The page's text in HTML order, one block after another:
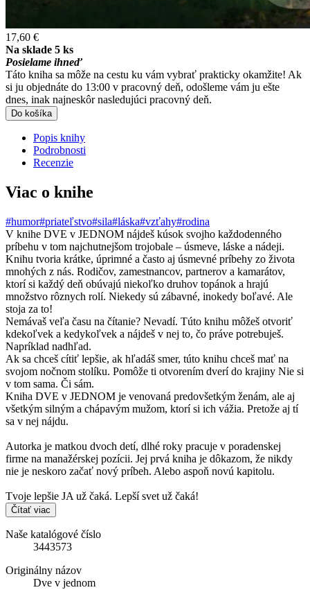
17,60 €
Na sklade 5 ks
Posielame ihneď
Táto kniha sa môže na cestu ku vám vybrať prakticky okamžite! Ak
si ju objednáte do 13:00 v pracovný deň, odošleme vám ju ešte
dnes, inak najneskôr nasledujúci pracovný deň.
Do košíka
Popis knihy
Podrobnosti
Recenzie
Viac o knihe
#humor#priateľstvo#sila#láska#vzťahy#rodina
V knihe DVE v JEDNOM nájdeš kúsok svojho každodenného
príbehu v tom najchutnejšom trojobale – úsmeve, láske a nádeji.
Knihu tvoria krátke, úprimné a často aj úsmevné príbehy zo života
mnohých z nás. Rodičov, zamestnancov, partnerov a kamarátov,
ktorí si každý deň obúvajú niekoľko druhov topánok a hrajú
množstvo rôznych rolí. Niekedy sú zábavné, inokedy boľavé. Ale
stoja za to!
Nemávaš veľa času na čítanie? Nevadí. Túto knihu môžeš otvoriť
kdekoľvek a kedykoľvek a nájdeš v nej to, čo práve potrebuješ.
Napríklad nadhľad.
Ak sa chceš cítiť lepšie, ak hľadáš smer, túto knihu chceš mať na
svojom nočnom stolíku. Pomôže ti otvorením dverí do krajiny Nie si
v tom sama. Či sám.
Kniha DVE v JEDNOM je venovaná predovšetkým ženám, ale aj
všetkým silným a chápavým mužom, ktorí si ich vážia. Pretože aj tí
sa v nej nájdu.
Autorka je matkou dvoch detí, dlhé roky pracuje v poradenskej
firme na manažérskej pozícii. Jej prvá kniha je dôkazom, že nikdy
nie je neskoro začať nový príbeh. Alebo aspoň novú kapitolu.
Tvoje lepšie JA už čaká. Lepší svet už čaká!
Čítať viac
Naše katalógové číslo
3443573
Originálny názov
Dve v jednom